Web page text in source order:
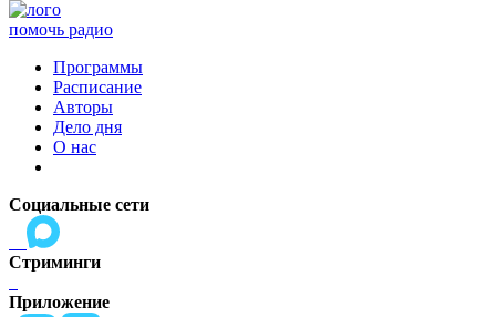
помочь радио
Программы
Расписание
Авторы
Дело дня
О нас
Социальные сети
Стриминги
Приложение